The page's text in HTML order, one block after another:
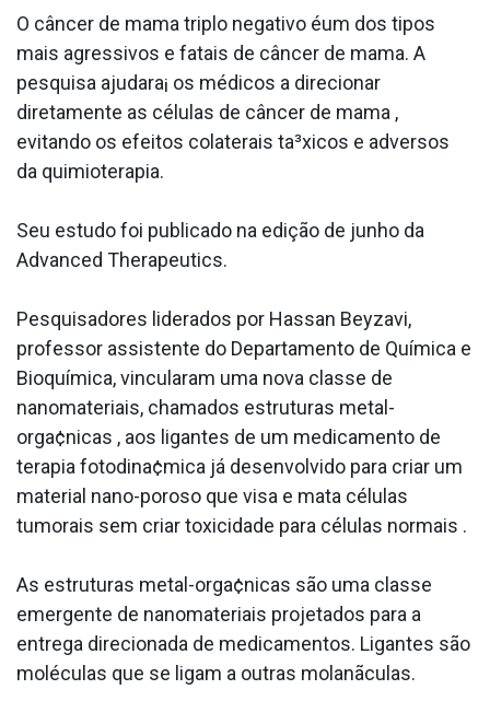
O câncer de mama triplo negativo éum dos tipos
mais agressivos e fatais de câncer de mama. A
pesquisa ajudara¡ os médicos a direcionar
diretamente as células de câncer de mama ,
evitando os efeitos colaterais ta³xicos e adversos
da quimioterapia.
Seu estudo foi publicado na edição de junho da
Advanced Therapeutics.
Pesquisadores liderados por Hassan Beyzavi,
professor assistente do Departamento de Quí­mica e
Bioquímica, vincularam uma nova classe de
nanomateriais, chamados estruturas metal-
orga¢nicas , aos ligantes de um medicamento de
terapia fotodina¢mica já desenvolvido para criar um
material nano-poroso que visa e mata células
tumorais sem criar toxicidade para células normais .
As estruturas metal-orga¢nicas são uma classe
emergente de nanomateriais projetados para a
entrega direcionada de medicamentos. Ligantes são
moléculas que se ligam a outras molanãculas.